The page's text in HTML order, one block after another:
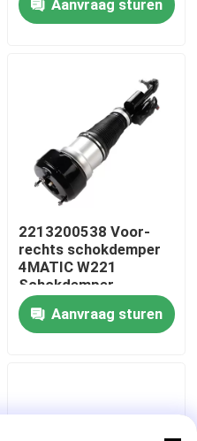
Airmatic S Class
Aanvraag sturen
2213200538 Voor-
rechts schokdemper
4MATIC W221
Schokdemper
Aanvraag sturen